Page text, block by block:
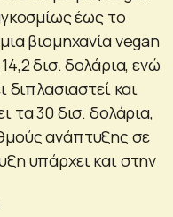
έως το
βιομηχανία vegan
δισ. δολάρια, ενώ
διπλασιαστεί και
τα 30 δισ. δολάρια,
ανάπτυξης σε
υπάρχει και στην